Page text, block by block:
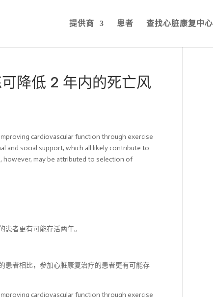
提供商 患者 查找心脏康复中心
降低 2 年内的死亡风
者更有可能存活两年。
患者相比，参加心脏康复治疗的患者更有可能存